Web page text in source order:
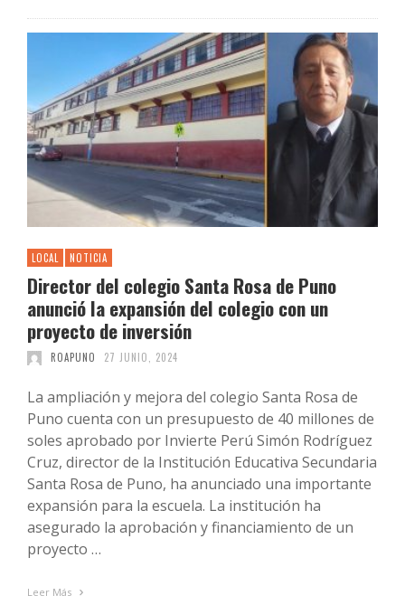
LOCAL NOTICIA
Director del colegio Santa Rosa de Puno
anunció la expansión del colegio con un
proyecto de inversión
ROAPUNO 27 JUNIO, 2024
La ampliación y mejora del colegio Santa Rosa de
Puno cuenta con un presupuesto de 40 millones de
soles aprobado por Invierte Perú Simón Rodríguez
Cruz, director de la Institución Educativa Secundaria
Santa Rosa de Puno, ha anunciado una importante
expansión para la escuela. La institución ha
asegurado la aprobación y financiamiento de un
proyecto …
Leer Más